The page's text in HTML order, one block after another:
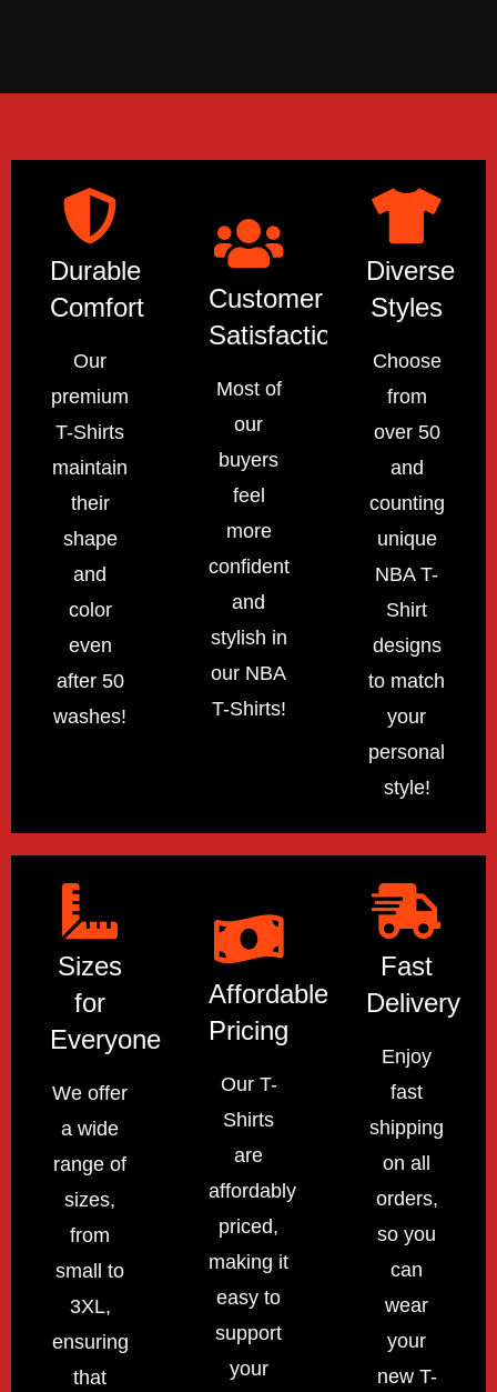
Durable
Comfort
Our
premium
T-Shirts
maintain
their
shape
and
color
even
after 50
washes!
Customer
Satisfaction
Most of
our
buyers
feel
more
confident
and
stylish in
our NBA
T-Shirts!
Diverse
Styles
Choose
from
over 50
and
counting
unique
NBA T-
Shirt
designs
to match
your
personal
style!
Sizes
for
Everyone
We offer
a wide
range of
sizes,
from
small to
3XL,
ensuring
that
Affordable
Pricing
Our T-
Shirts
are
affordably
priced,
making it
easy to
support
your
Fast
Delivery
Enjoy
fast
shipping
on all
orders,
so you
can
wear
your
new T-